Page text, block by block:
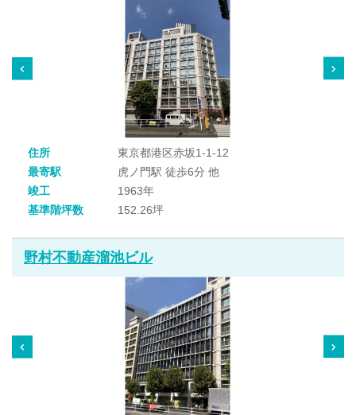
住所
東京都港区赤坂1-1-12
最寄駅
虎ノ門駅 徒歩6分 他
竣工
1963年
基準階坪数
152.26坪
野村不動産溜池ビル